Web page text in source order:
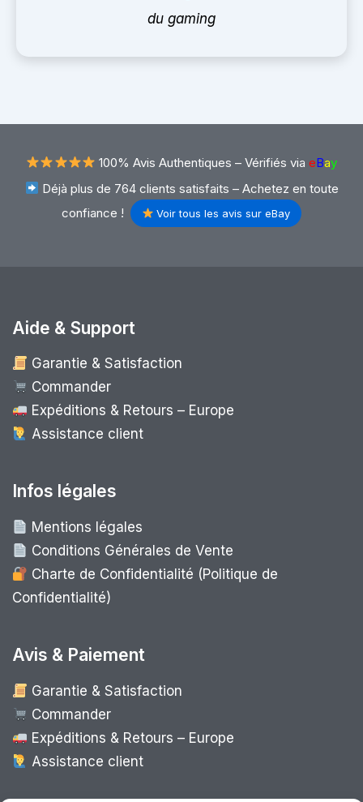
du gaming
100% Avis Authentiques – Vérifiés via eBay
Déjà plus de 764 clients satisfaits – Achetez en toute
confiance !
Voir tous les avis sur eBay
Aide & Support
Garantie & Satisfaction
Commander
Expéditions & Retours – Europe
Assistance client
Infos légales
Mentions légales
Conditions Générales de Vente
Charte de Confidentialité (Politique de
Confidentialité)
Avis & Paiement
Garantie & Satisfaction
Commander
Expéditions & Retours – Europe
Assistance client